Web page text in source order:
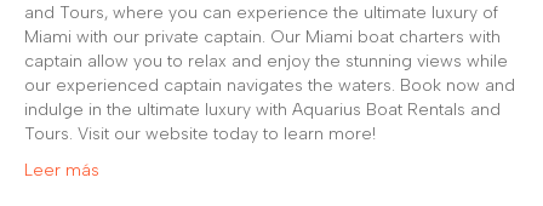
and Tours, where you can experience the ultimate luxury of
Miami with our private captain. Our Miami boat charters with
captain allow you to relax and enjoy the stunning views while
our experienced captain navigates the waters. Book now and
indulge in the ultimate luxury with Aquarius Boat Rentals and
Tours. Visit our website today to learn more!
Leer más